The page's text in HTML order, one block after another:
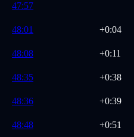
47:57
48:01 +0:04
48:08 +0:11
48:35 +0:38
48:36 +0:39
48:48 +0:51